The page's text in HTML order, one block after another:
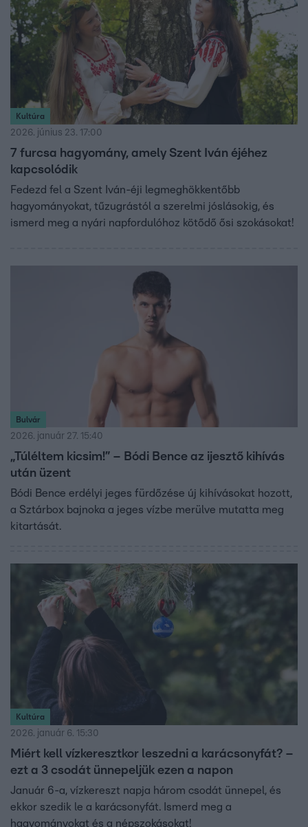
Kultúra
2026. június 23. 17:00
7 furcsa hagyomány, amely Szent Iván éjéhez
kapcsolódik
Fedezd fel a Szent Iván-éji legmeghökkentőbb
hagyományokat, tűzugrástól a szerelmi jóslásokig, és
ismerd meg a nyári napfordulóhoz kötődő ősi szokásokat!
Bulvár
2026. január 27. 15:40
„Túléltem kicsim!” – Bódi Bence az ijesztő kihívás
után üzent
Bódi Bence erdélyi jeges fürdőzése új kihívásokat hozott,
a Sztárbox bajnoka a jeges vízbe merülve mutatta meg
kitartását.
Kultúra
2026. január 6. 15:30
Miért kell vízkeresztkor leszedni a karácsonyfát? –
ezt a 3 csodát ünnepeljük ezen a napon
Január 6-a, vízkereszt napja három csodát ünnepel, és
ekkor szedik le a karácsonyfát. Ismerd meg a
hagyományokat és a népszokásokat!